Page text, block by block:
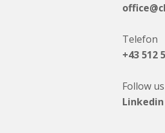
Telefon
+43 512
Follow
Linkedin